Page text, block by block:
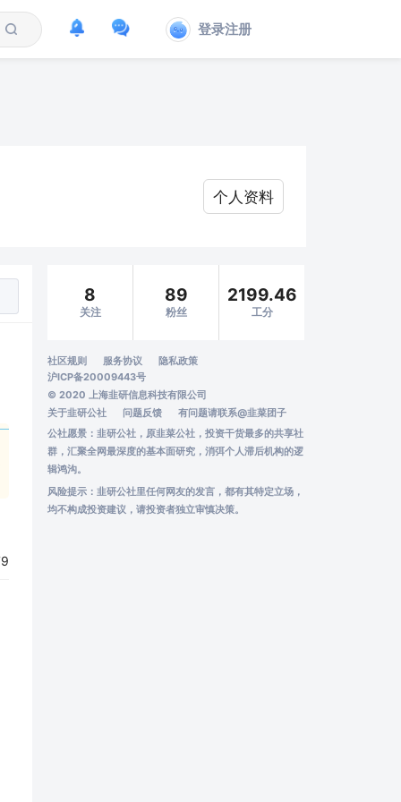
登录注册
个人资料
8
关注
89
粉丝
2199.46
工分
社区规则 服务协议
隐私政策
沪ICP备20009443号
© 2020 上海韭研信息科技有限公司
关于韭研公社
问题反馈 有问题请联系@韭菜团子
公社愿景：韭研公社，原韭菜公社，投资干货最多的共享社
群，汇聚全网最深度的基本面研究，消弭个人滞后机构的逻
辑鸿沟。
风险提示：韭研公社里任何网友的发言，都有其特定立场，
均不构成投资建议，请投资者独立审慎决策。